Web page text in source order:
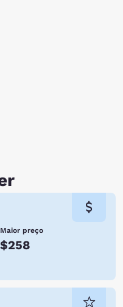
Maior preço
$258